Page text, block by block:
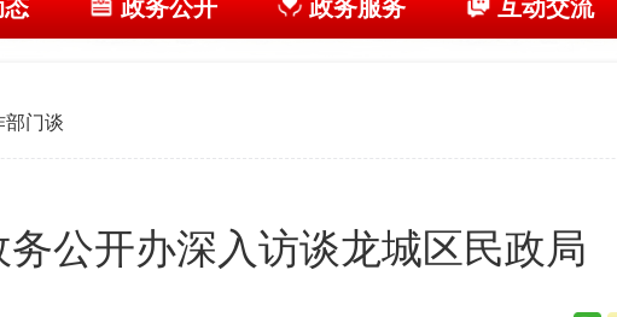
政务公开 政务服务 互动交流
部门谈
务公开办深入访谈龙城区民政局